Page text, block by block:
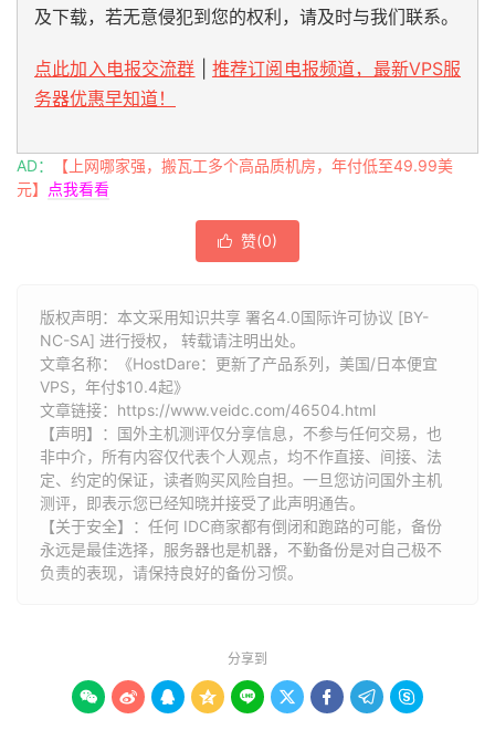
及下载，若无意侵犯到您的权利，请及时与我们联系。
点此加入电报交流群
推荐订阅电报频道，最新VPS服
务器优惠早知道！
AD：
【上网哪家强，搬瓦工多个高品质机房，年付低至49.99美
元】 点我看看
 赞(0)
版权声明：本文采用知识共享 署名4.0国际许可协议 [BY-
NC-SA] 进行授权， 转载请注明出处。
文章名称：《HostDare：更新了产品系列，美国/日本便宜
VPS，年付$10.4起》
文章链接： https://www.veidc.com/46504.html
【声明】：国外主机测评仅分享信息，不参与任何交易，也
非中介，所有内容仅代表个人观点，均不作直接、间接、法
定、约定的保证，读者购买风险自担。一旦您访问国外主机
测评，即表示您已经知晓并接受了此声明通告。
【关于安全】：任何 IDC商家都有倒闭和跑路的可能，备份
永远是最佳选择，服务器也是机器，不勤备份是对自己极不
负责的表现，请保持良好的备份习惯。
分享到
        